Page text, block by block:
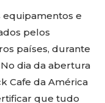
equipamentos e
pelos
países, durante
dia da abertura
Cafe da América
que tudo